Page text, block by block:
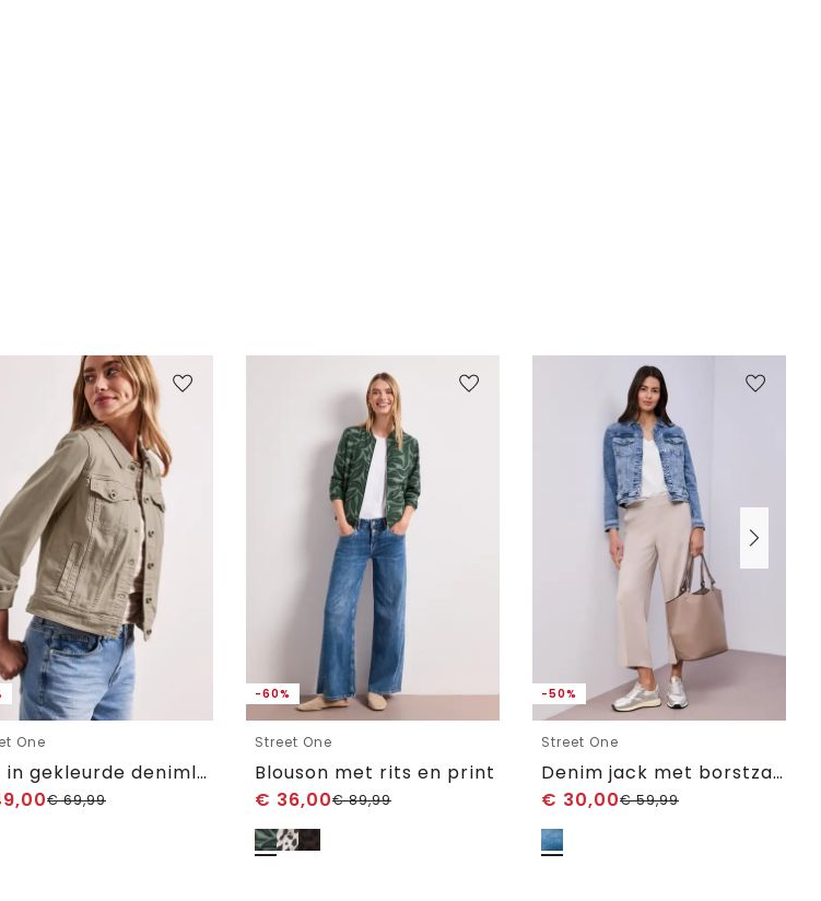
One
Jas in gekleurde denimlook met zakken
€69,99
-60%
Street One
Blouson met rits en print
€ 36,00€89,99
-50%
Street One
Denim jack met borstzakken en knopen
€ 30,00€59,99